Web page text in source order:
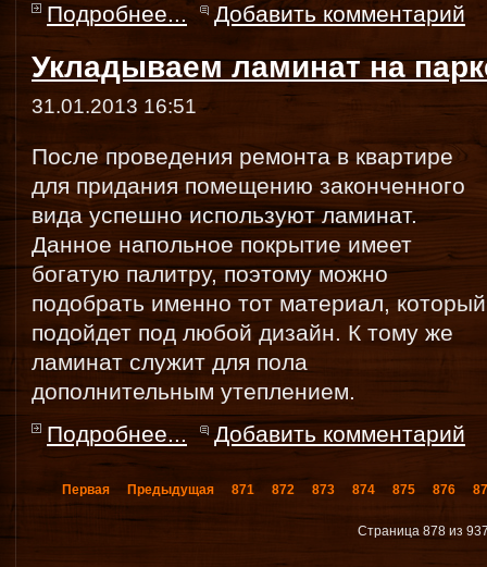
Подробнее... Добавить комментарий
Укладываем ламинат на
31.01.2013 16:51
После проведения ремонта в квартире
для придания помещению законченного
вида успешно используют ламинат.
Данное напольное покрытие имеет
богатую палитру, поэтому можно
подобрать именно тот материал, который
подойдет под любой дизайн. К тому же
ламинат служит для пола
дополнительным утеплением.
Подробнее...
Добавить комментарий
Первая Предыдущая 871 872 873 874 875 876
Страница 878 из